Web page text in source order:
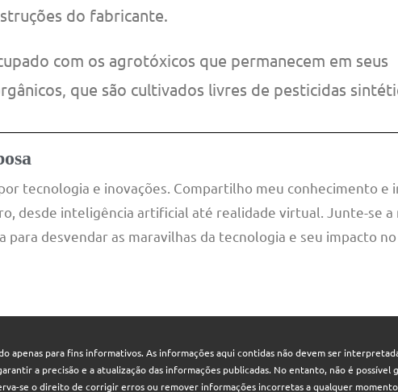
do fabricante.
com os agrotóxicos que permanecem em seus
que são cultivados livres de pesticidas
tecnologia e inovações. Compartilho meu conhecimento e
desde inteligência artificial até realidade virtual. Junte-se a
para desvendar as maravilhas da tecnologia e seu impacto no
apenas para fins informativos. As informações aqui contidas não devem ser
a precisão e a atualização das informações publicadas. No entanto, não é
se o direito de corrigir erros ou remover informações incorretas a qualquer